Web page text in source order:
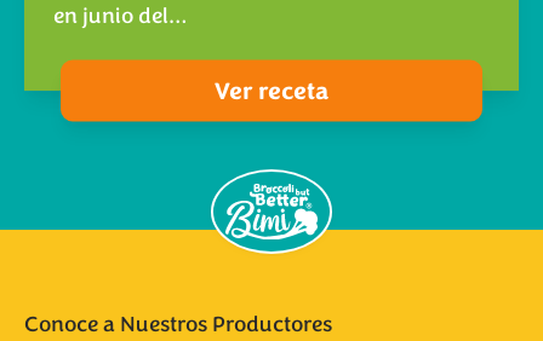
en junio del…
Ver receta
Conoce a Nuestros Productores